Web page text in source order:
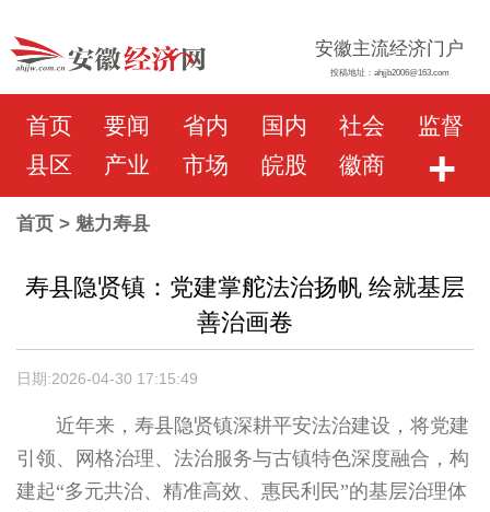
安徽主流经济门户
投稿地址：ahjjb2006@163.com
首页 要闻 省内 国内 社会
监督
县区
产业 市场 皖股 徽商 +
首页> 魅力寿县
寿县隐贤镇：党建掌舵法治扬帆 绘就基层
善治画卷
日期:2026-04-30 17:15:49
近年来，寿县隐贤镇深耕平安法治建设，将党建
引领、网格治理、法治服务与古镇特色深度融合，构
建起“多元共治、精准高效、惠民利民”的基层治理体